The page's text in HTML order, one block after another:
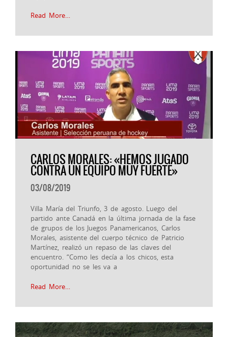
Read More…
CARLOS MORALES: «HEMOS JUGADO
CONTRA UN EQUIPO MUY FUERTE»
03/08/2019
Villa María del Triunfo, 3 de agosto. Luego del
partido ante Canadá en la última jornada de la fase
de grupos de los Juegos Panamericanos, Carlos
Morales, asistente del cuerpo técnico de Patricio
Martínez, realizó un repaso de las claves del
encuentro. “Como les decía a los chicos, esta
oportunidad no se les va a
Read More…